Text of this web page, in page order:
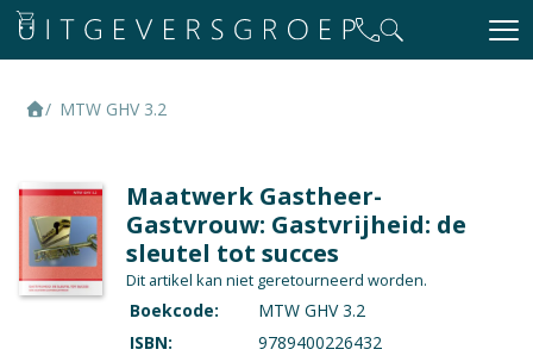
MTW GHV 3.2
Maatwerk Gastheer-
Gastvrouw: Gastvrijheid: de
sleutel tot succes
Dit artikel kan niet geretourneerd worden.
Boekcode:
MTW GHV 3.2
ISBN:
9789400226432